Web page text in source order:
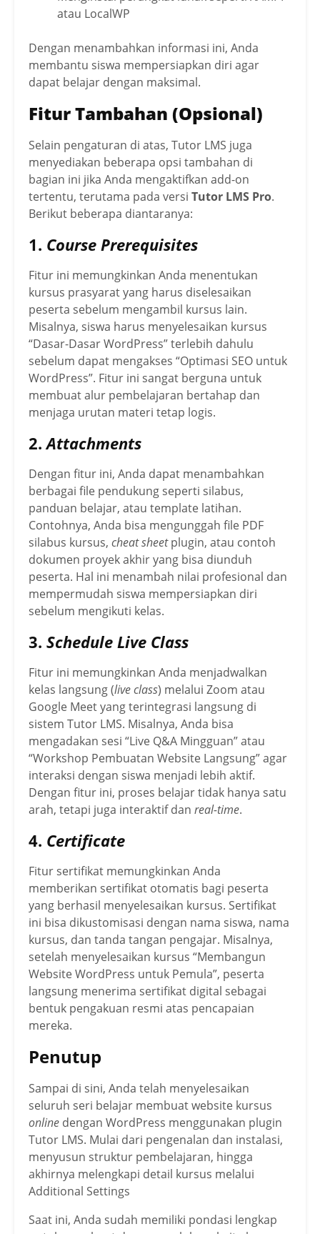
atau LocalWP
Dengan menambahkan informasi ini, Anda
membantu siswa mempersiapkan diri agar
dapat belajar dengan maksimal.
Fitur Tambahan (Opsional)
Selain pengaturan di atas, Tutor LMS juga
menyediakan beberapa opsi tambahan di
bagian ini jika Anda mengaktifkan add-on
tertentu, terutama pada versi Tutor LMS Pro.
Berikut beberapa diantaranya:
1. Course Prerequisites
Fitur ini memungkinkan Anda menentukan
kursus prasyarat yang harus diselesaikan
peserta sebelum mengambil kursus lain.
Misalnya, siswa harus menyelesaikan kursus
“Dasar-Dasar WordPress” terlebih dahulu
sebelum dapat mengakses “Optimasi SEO untuk
WordPress”. Fitur ini sangat berguna untuk
membuat alur pembelajaran bertahap dan
menjaga urutan materi tetap logis.
2.Attachments
Dengan fitur ini, Anda dapat menambahkan
berbagai file pendukung seperti silabus,
panduan belajar, atau template latihan.
Contohnya, Anda bisa mengunggah file PDF
silabus kursus, cheat sheetplugin, atau contoh
dokumen proyek akhir yang bisa diunduh
peserta. Hal ini menambah nilai profesional dan
mempermudah siswa mempersiapkan diri
sebelum mengikuti kelas.
3. Schedule Live Class
Fitur ini memungkinkan Anda menjadwalkan
kelas langsung (live class) melalui Zoom atau
Google Meet yang terintegrasi langsung di
sistem Tutor LMS. Misalnya, Anda bisa
mengadakan sesi “Live Q&A Mingguan” atau
“Workshop Pembuatan Website Langsung” agar
interaksi dengan siswa menjadi lebih aktif.
Dengan fitur ini, proses belajar tidak hanya satu
arah, tetapi juga interaktif dan real-time.
4. Certificate
Fitur sertifikat memungkinkan Anda
memberikan sertifikat otomatis bagi peserta
yang berhasil menyelesaikan kursus. Sertifikat
ini bisa dikustomisasi dengan nama siswa, nama
kursus, dan tanda tangan pengajar. Misalnya,
setelah menyelesaikan kursus “Membangun
Website WordPress untuk Pemula”, peserta
langsung menerima sertifikat digital sebagai
bentuk pengakuan resmi atas pencapaian
mereka.
Penutup
Sampai di sini, Anda telah menyelesaikan
seluruh seri belajar membuat website kursus
online dengan WordPress menggunakan plugin
Tutor LMS. Mulai dari pengenalan dan instalasi,
menyusun struktur pembelajaran, hingga
akhirnya melengkapi detail kursus melalui
Additional Settings
Saat ini, Anda sudah memiliki pondasi lengkap